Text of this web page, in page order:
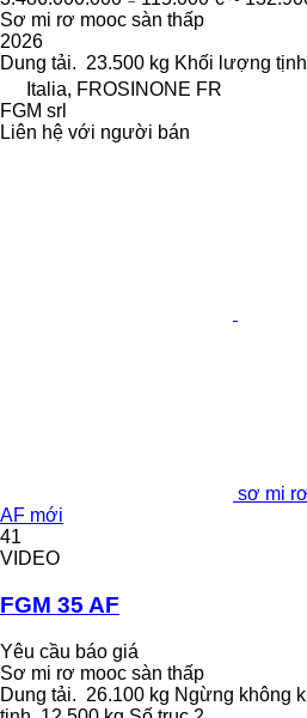
Sơ mi rơ mooc sàn thấp
2026
Dung tải. 23.500 kg Khối lượng tịnh
Italia, FROSINONE FR
FGM srl
Liên hệ với người bán
sơ mi
AF mới
41
VIDEO
FGM 35 AF
Yêu cầu báo giá
Sơ mi rơ mooc sàn thấp
Dung tải. 26.100 kg Ngừng không